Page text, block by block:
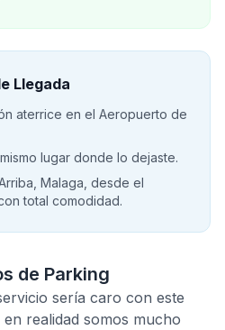
Llegada
aterrice en el Aeropuerto de
lugar donde lo dejaste.
Malaga, desde el
total comodidad.
de Parking
sería caro con este
realidad somos mucho